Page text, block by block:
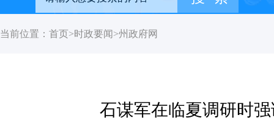
当前位置： 首页>时政要闻 >州政府网
石谋军在临夏调研时